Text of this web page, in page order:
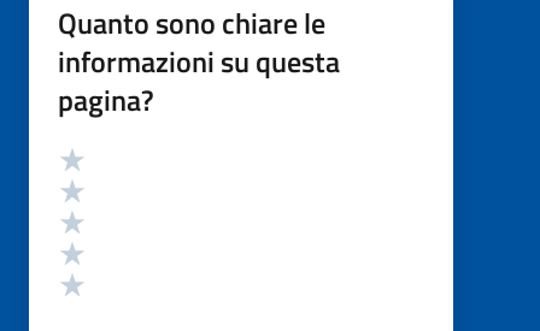
Quanto sono chiare le
informazioni su questa
pagina?
Valutazione